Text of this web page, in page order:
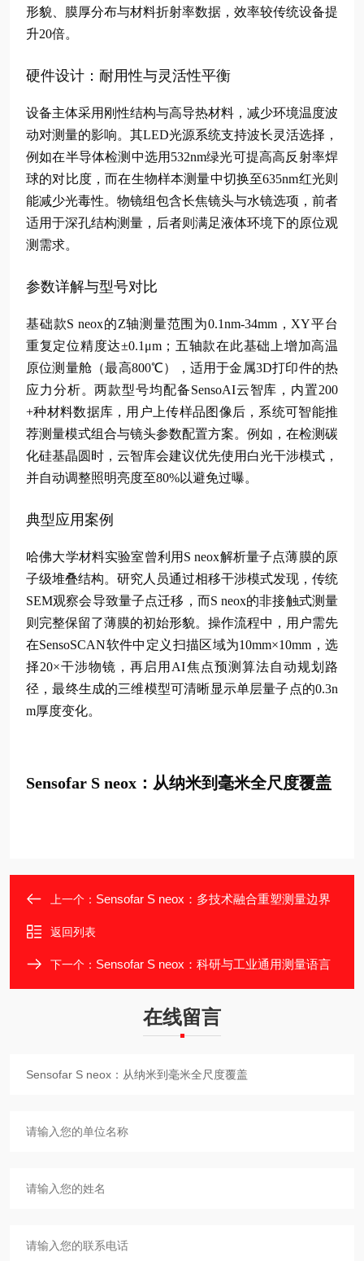
形貌、膜厚分布与材料折射率数据，效率较传统设备提
升20倍。
硬件设计：耐用性与灵活性平衡
设备主体采用刚性结构与高导热材料，减少环境温度波
动对测量的影响。其LED光源系统支持波长灵活选择，
例如在半导体检测中选用532nm绿光可提高高反射率焊
球的对比度，而在生物样本测量中切换至635nm红光则
能减少光毒性。物镜组包含长焦镜头与水镜选项，前者
适用于深孔结构测量，后者则满足液体环境下的原位观
测需求。
参数详解与型号对比
基础款S neox的Z轴测量范围为0.1nm-34mm，XY平台
重复定位精度达±0.1μm；五轴款在此基础上增加高温
原位测量舱（最高800℃），适用于金属3D打印件的热
应力分析。两款型号均配备SensoAI云智库，内置200
+种材料数据库，用户上传样品图像后，系统可智能推
荐测量模式组合与镜头参数配置方案。例如，在检测碳
化硅基晶圆时，云智库会建议优先使用白光干涉模式，
并自动调整照明亮度至80%以避免过曝。
典型应用案例
哈佛大学材料实验室曾利用S neox解析量子点薄膜的原
子级堆叠结构。研究人员通过相移干涉模式发现，传统
SEM观察会导致量子点迁移，而S neox的非接触式测量
则完整保留了薄膜的初始形貌。操作流程中，用户需先
在SensoSCAN软件中定义扫描区域为10mm×10mm，选
择20×干涉物镜，再启用AI焦点预测算法自动规划路
径，最终生成的三维模型可清晰显示单层量子点的0.3n
m厚度变化。
Sensofar S neox：从纳米到毫米全尺度覆盖
上一个： Sensofar S neox：多技术融合重塑测量边界
返回列表
下一个： Sensofar S neox：科研与工业通用测量语言
在线留言